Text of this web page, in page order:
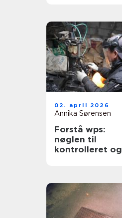
02. april 2026
Annika Sørensen
Forstå wps:
nøglen til
kontrolleret og